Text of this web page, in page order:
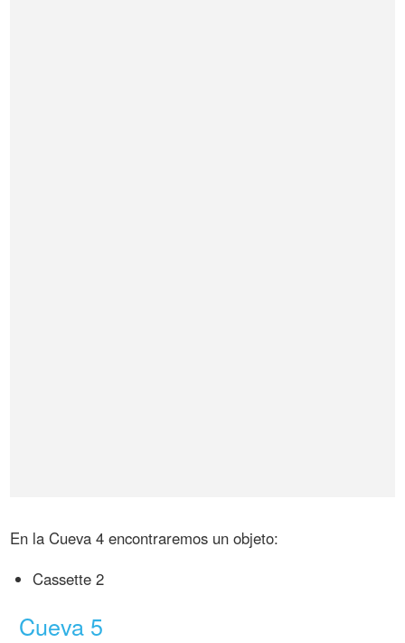
En la Cueva 4 encontraremos un objeto:
Cassette 2
Cueva 5